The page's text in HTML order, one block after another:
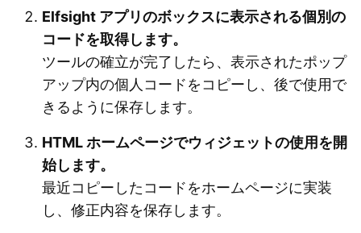
Elfsight アプリのボックスに表示される個別の
コードを取得します。
ツールの確立が完了したら、表示されたポップ
アップ内の個人コードをコピーし、後で使用で
きるように保存します。
HTML ホームページでウィジェットの使用を開
始します。
最近コピーしたコードをホームページに実装
し、修正内容を保存します。